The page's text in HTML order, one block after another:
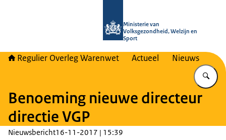
Ministerie van
Volksgezondheid, Welzijn en
Sport
Regulier Overleg Warenwet Actueel Nieuws
Benoeming nieuwe directeur
directie VGP
Nieuwsbericht16-11-2017 | 15:39